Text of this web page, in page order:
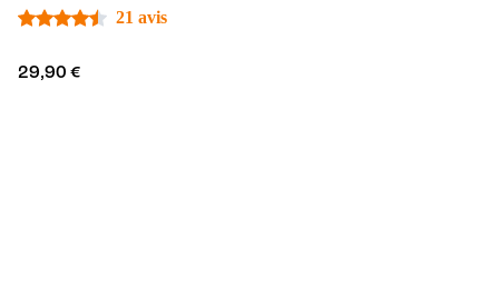
21 avis
29,90 €